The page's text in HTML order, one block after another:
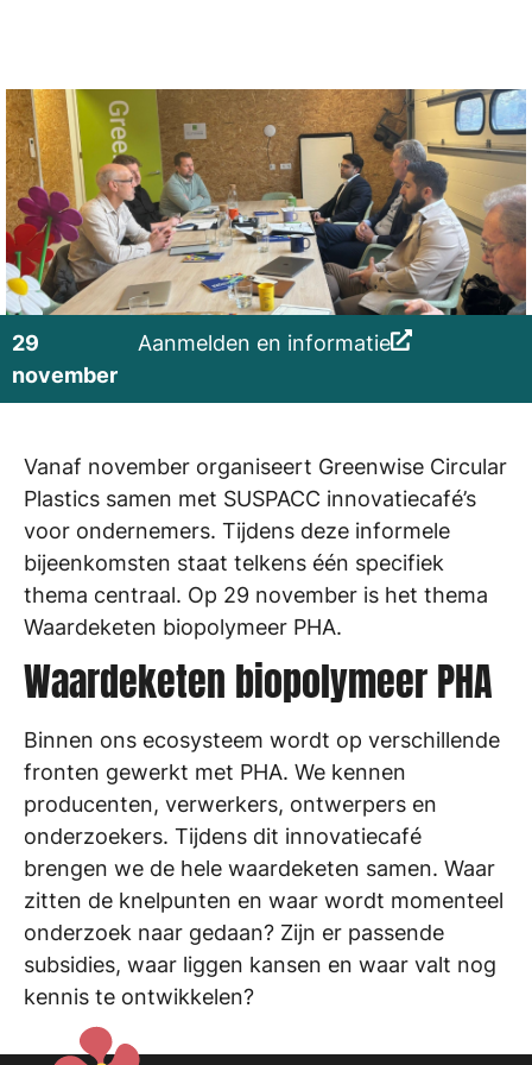
29
november
Aanmelden en informatie
Vanaf november organiseert Greenwise Circular
Plastics samen met SUSPACC innovatiecafé’s
voor ondernemers. Tijdens deze informele
bijeenkomsten staat telkens één specifiek
thema centraal. Op 29 november is het thema
Waardeketen biopolymeer PHA.
Waardeketen biopolymeer PHA
Binnen ons ecosysteem wordt op verschillende
fronten gewerkt met PHA. We kennen
producenten, verwerkers, ontwerpers en
onderzoekers. Tijdens dit innovatiecafé
brengen we de hele waardeketen samen. Waar
zitten de knelpunten en waar wordt momenteel
onderzoek naar gedaan? Zijn er passende
subsidies, waar liggen kansen en waar valt nog
kennis te ontwikkelen?